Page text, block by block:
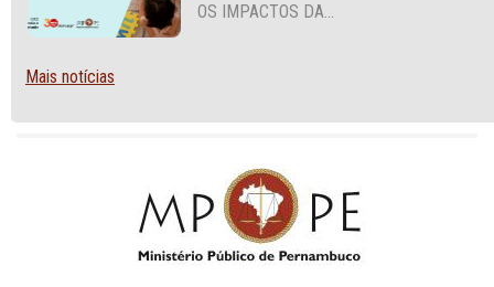
OS IMPACTOS DA
Mais notícias